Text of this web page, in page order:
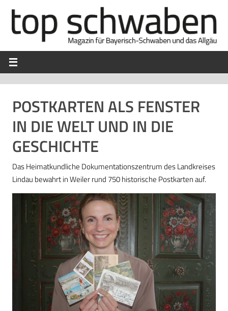
POSTKARTEN ALS FENSTER
IN DIE WELT UND IN DIE
GESCHICHTE
Das Heimatkundliche Dokumentationszentrum des Landkreises
Lindau bewahrt in Weiler rund 750 historische Postkarten auf.